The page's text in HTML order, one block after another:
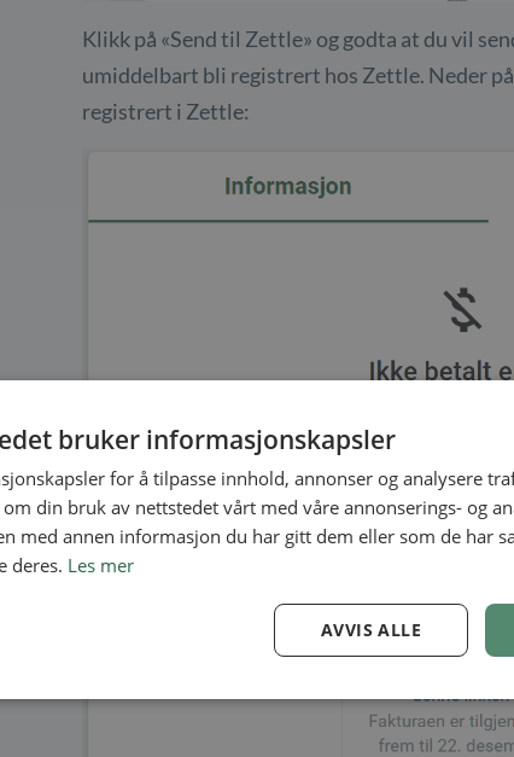
Klikk på «Send til Zettle» og godta at du vil
umiddelbart bli registrert hos Zettle. Neder
registrert i Zettle:
bruker informasjonskapsler
for å tilpasse innhold, annonser og analysere
din bruk av nettstedet vårt med våre annonserings- og
med annen informasjon du har gitt dem eller som de har
deres. Les mer
AVVIS ALLE